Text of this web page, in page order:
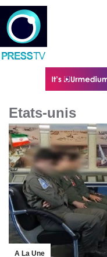
Etats-unis
A La Une